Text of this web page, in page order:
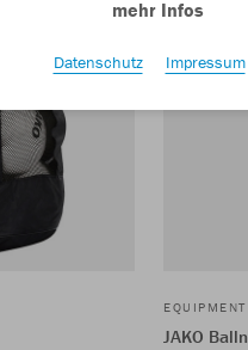
JAKO
mehr Infos
Datenschutz Impressum